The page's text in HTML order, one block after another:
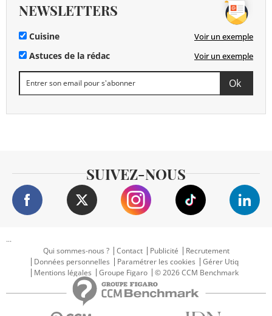
NEWSLETTERS
Cuisine Voir un exemple
Astuces de la rédac Voir un exemple
SUIVEZ-NOUS
...
Qui sommes-nous ?
Contact Publicité
Recrutement
Données personnelles
Paramétrer les cookies
Gérer Utiq
Mentions légales
Groupe Figaro © 2026 CCM Benchmark